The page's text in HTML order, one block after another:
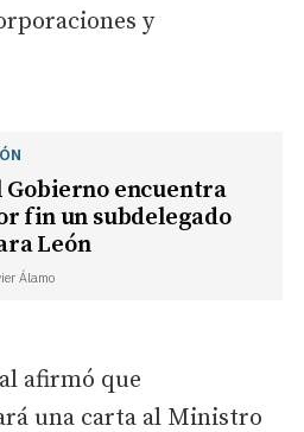
y
Gobierno encuentra
fin un subdelegado
León
Álamo
afirmó que
una carta al Ministro